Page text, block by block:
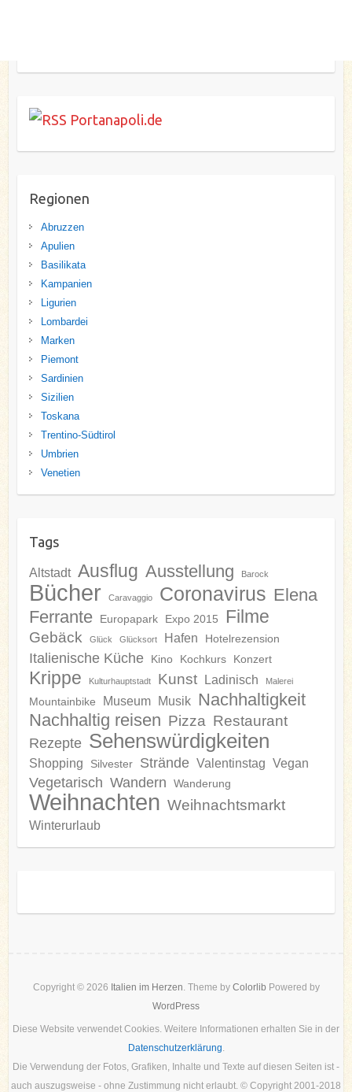
Portanapoli.de
Regionen
Abruzzen
Apulien
Basilikata
Kampanien
Ligurien
Lombardei
Marken
Piemont
Sardinien
Sizilien
Toskana
Trentino-Südtirol
Umbrien
Venetien
Tags
Altstadt Ausflug Ausstellung Barock
Bücher Caravaggio Coronavirus Elena
Ferrante
Europapark Expo 2015 Filme
Gebäck Glück Glücksort Hafen Hotelrezension
Italienische Küche Kino Kochkurs Konzert
Krippe Kulturhauptstadt Kunst Ladinisch Malerei
Mountainbike Museum Musik Nachhaltigkeit
Nachhaltig reisen Pizza Restaurant
Rezepte Sehenswürdigkeiten
Shopping Silvester Strände Valentinstag Vegan
Vegetarisch Wandern Wanderung
Weihnachten Weihnachtsmarkt
Winterurlaub
Copyright © 2026 Italien im Herzen . Theme by Colorlib Powered by
WordPress
Diese Website verwendet Cookies. Weitere Informationen erhalten Sie in der
Datenschutzerklärung
Die Verwendung der Fotos, Grafiken, Inhalte und Texte auf diesen Seiten ist -
auch auszugsweise - ohne Zustimmung nicht erlaubt. © Copyright 2001-2018